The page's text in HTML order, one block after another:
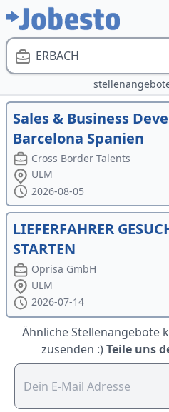
ERBACH
Sales & Business
Barcelona Spanien
Cross Border Talents
ULM
2026-08-05
LIEFERFAHRER
STARTEN
Oprisa GmbH
ULM
2026-07-14
Ähnliche Stellenangebote
zusenden :) Teile uns